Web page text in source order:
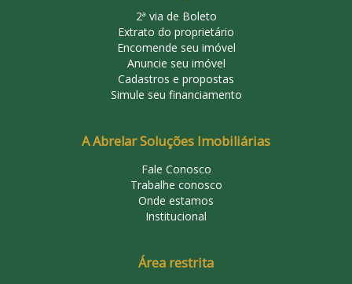
2ª via de Boleto
Extrato do proprietário
Encomende seu imóvel
Anuncie seu imóvel
Cadastros e propostas
Simule seu financiamento
A Abrelar Soluções Imobiliárias
Fale Conosco
Trabalhe conosco
Onde estamos
Institucional
Área restrita